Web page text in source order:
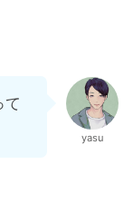
て
yasu